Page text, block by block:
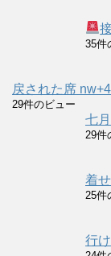
35件
戻された席
29件のビュー
七
29件
着
25件
行